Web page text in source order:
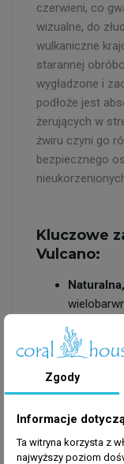
czerwieni, co
wizualne, do
wulkaniczne
starannej
wygładzone i
podłoże jest
żerujących w
żwiru czyni go
bezpiecznego
Kluczowe
Vulcano:
głębi i
charakteru.
eliminują
wąsików
Zgody
Informacje
Ta witryna korzysta z
najwyższy poziom